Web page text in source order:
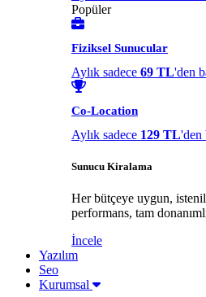
Popüler
Fiziksel Sunucular
Aylık sadece 69 TL'den
Co-Location
Aylık sadece 129 TL'den
Sunucu Kiralama
Her bütçeye uygun,
performans, tam
İncele
Yazılım
Seo
Kurumsal